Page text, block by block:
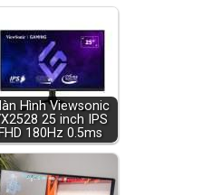
Hình Viewsonic
25 inch IPS
FHD 180Hz 0.5ms